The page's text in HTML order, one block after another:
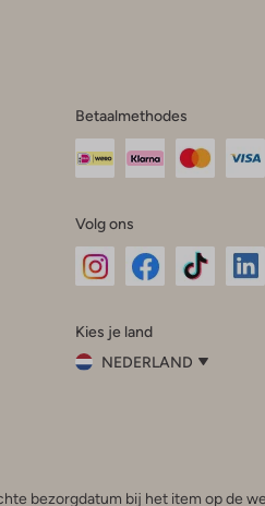
Betaalmethodes
Volg ons
InstagramFacebook
Kies je land
NEDERLAND
België
bezorgdatum bij het item op de